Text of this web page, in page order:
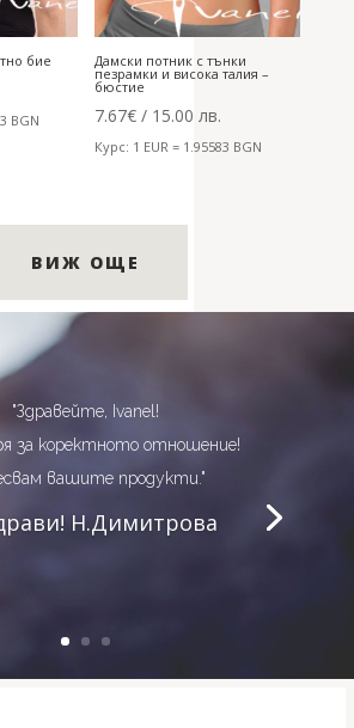
бие
BGN
Дамски потник с тънки
пезрамки и висока талия –
бюстие
7.67€ / 15.00 лв.
Курс: 1 EUR = 1.95583 BGN
ВИЖ ОЩЕ
"Здравейте!
панталоните и много ги
Благодаря ви! Може ли да
още 2 в същите размери,
модели и плат?"
Р. Христова